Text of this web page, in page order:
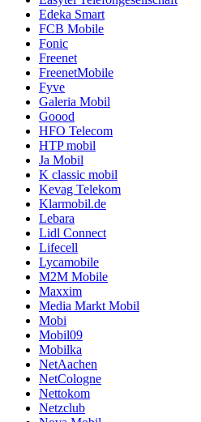
Edeka Smart
FCB Mobile
Fonic
Freenet
FreenetMobile
Fyve
Galeria Mobil
Goood
HFO Telecom
HTP mobil
Ja Mobil
K classic mobil
Kevag Telekom
Klarmobil.de
Lebara
Lidl Connect
Lifecell
Lycamobile
M2M Mobile
Maxxim
Media Markt Mobil
Mobi
Mobil09
Mobilka
NetAachen
NetCologne
Nettokom
Netzclub